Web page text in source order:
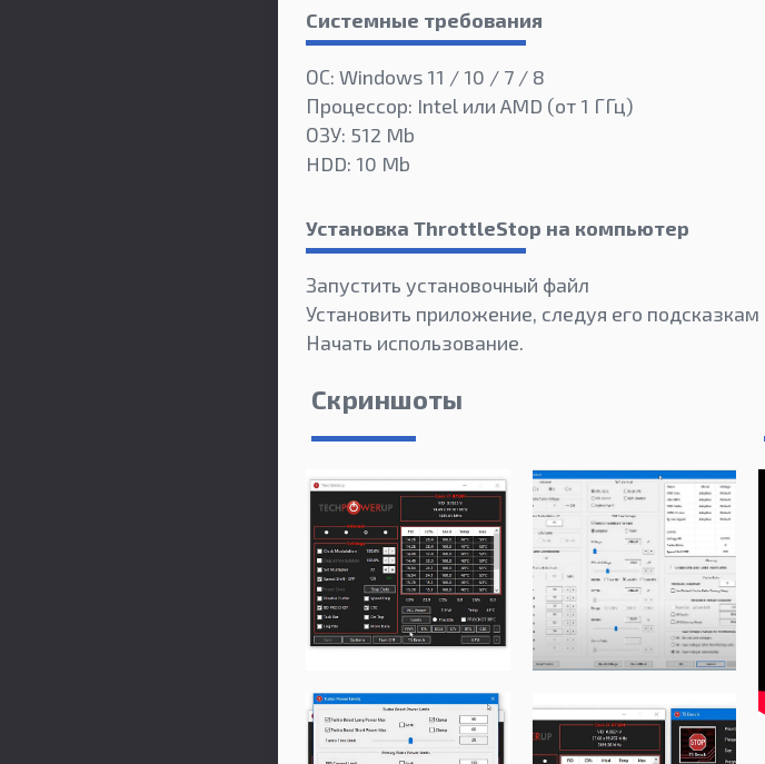
Системные требования
ОС: Windows 11 / 10 / 7 / 8
Процессор: Intel или AMD (от 1 ГГц)
ОЗУ: 512 Mb
HDD: 10 Mb
Установка ThrottleStop на компьютер
Запустить установочный файл
Установить приложение, следуя его подсказкам
Начать использование.
Скриншоты